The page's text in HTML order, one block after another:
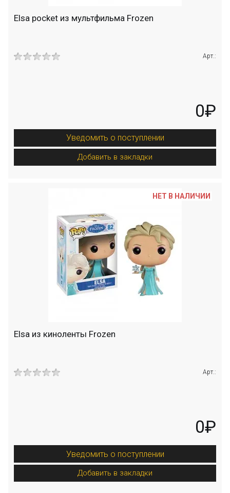
Elsa pocket из мультфильма Frozen
Арт.:
0₽
Уведомить о поступлении
Добавить в закладки
Elsa из киноленты Frozen
Арт.:
0₽
Уведомить о поступлении
Добавить в закладки
НЕТ В НАЛИЧИИ